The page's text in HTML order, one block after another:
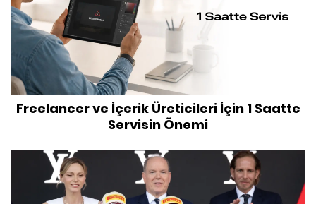
Freelancer ve İçerik Üreticileri İçin 1 Saatte
Servisin Önemi